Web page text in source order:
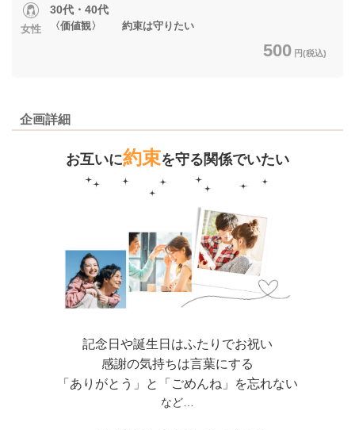
女性
30代・40代
〈価値観〉 約束は守りたい
500 円(税込)
企画詳細
お互いに約束を守る関係でいたい
記念日や誕生日はふたりでお祝い
感謝の気持ちは言葉にする
「ありがとう」と「ごめんね」を忘れない
など…